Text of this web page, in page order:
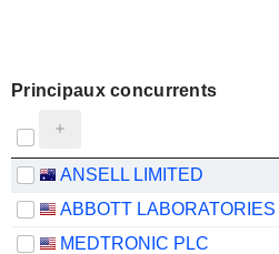
Principaux concurrents
ANSELL LIMITED
ABBOTT LABORATORIES
MEDTRONIC PLC